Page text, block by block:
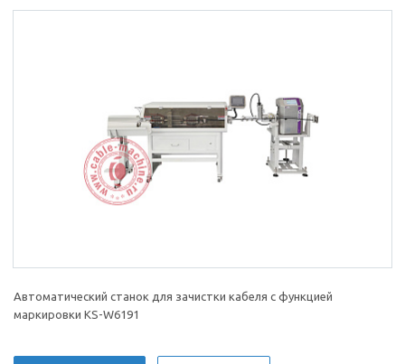
Автоматический станок для зачистки кабеля с функцией
маркировки KS-W6191